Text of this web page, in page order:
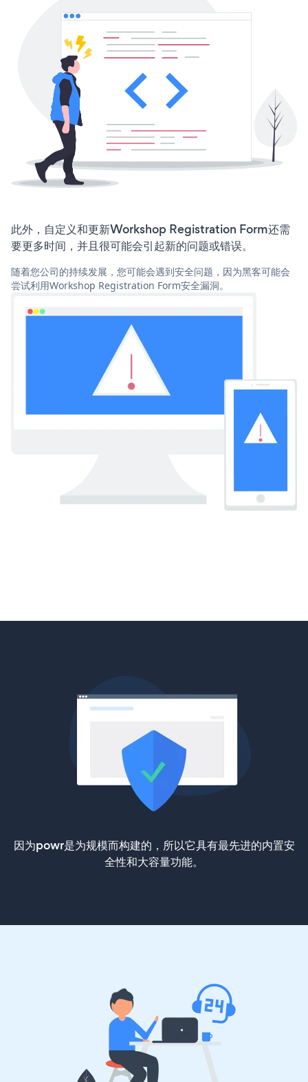
此外，自定义和更新Workshop Registration Form还需
要更多时间，并且很可能会引起新的问题或错误。
随着您公司的持续发展，您可能会遇到安全问题，因为黑客可能会
尝试利用Workshop Registration Form安全漏洞。
因为powr是为规模而构建的，所以它具有最先进的内置安
全性和大容量功能。